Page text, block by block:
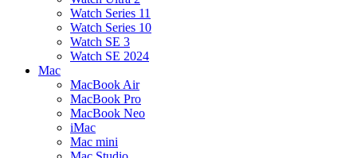
Watch Series 11
Watch Series 10
Watch SE 3
Watch SE 2024
Mac
MacBook Air
MacBook Pro
MacBook Neo
iMac
Mac mini